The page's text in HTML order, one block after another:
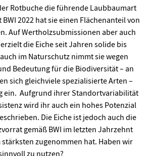
Rotbuche die führende Laubbaumart
2022 hat sie einen Flächenanteil von
Auf Wertholzsubmissionen aber auch
die Eiche seit Jahren solide bis
im Naturschutz nimmt sie wegen
Bedeutung für die Biodiversität – an
sich gleichviele spezialisierte Arten –
ein. Aufgrund ihrer Standortvariabilität
wird ihr auch ein hohes Potenzial
Die Eiche ist jedoch auch die
gemäß BWI im letzten Jahrzehnt
zugenommen hat. Haben wir
zu nutzen?